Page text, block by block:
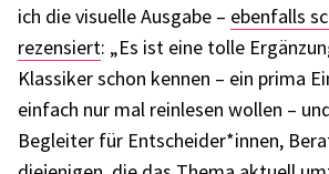
ich die visu­elle Ausgabe – eben­falls
rezen­siert: „Es ist eine tolle
Klas­si­ker schon kennen – ein prima
einfach nur mal rein­le­sen wollen –
Beglei­ter für Entscheider*innen,